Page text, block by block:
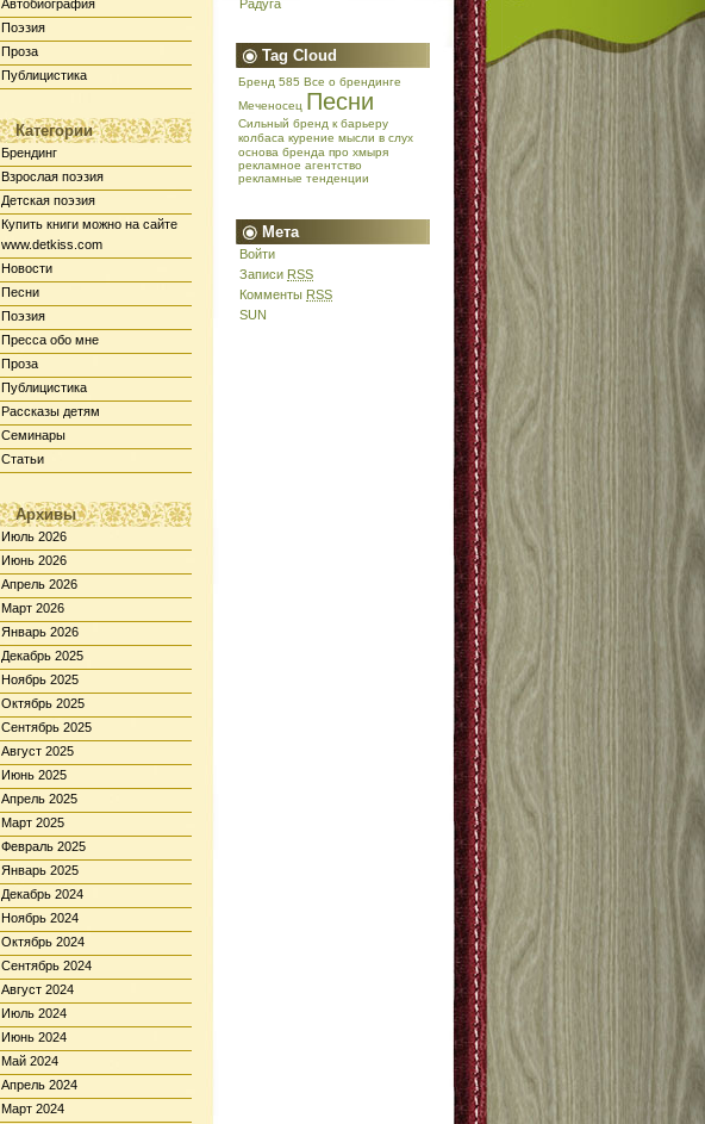
Автобиография
Поэзия
Проза
Публицистика
Категории
Брендинг
Взрослая поэзия
Детская поэзия
Купить книги можно на сайте
www.detkiss.com
Новости
Песни
Поэзия
Пресса обо мне
Проза
Публицистика
Рассказы детям
Семинары
Статьи
Архивы
Июль 2026
Июнь 2026
Апрель 2026
Март 2026
Январь 2026
Декабрь 2025
Ноябрь 2025
Октябрь 2025
Сентябрь 2025
Август 2025
Июнь 2025
Апрель 2025
Март 2025
Февраль 2025
Январь 2025
Декабрь 2024
Ноябрь 2024
Октябрь 2024
Сентябрь 2024
Август 2024
Июль 2024
Июнь 2024
Май 2024
Апрель 2024
Март 2024
Радуга
Tag Cloud
Бренд 585 Все о брендинге
Меченосец Песни
Сильный бренд к барьеру
колбаса курение мысли в слух
основа бренда про хмыря
рекламное агентство
рекламные тенденции
Мета
Войти
Записи RSS
Комменты RSS
SUN